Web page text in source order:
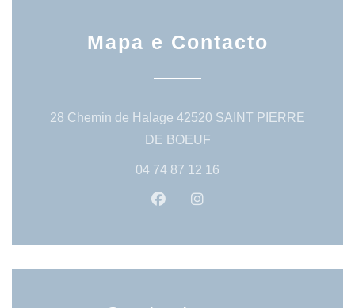
Mapa e Contacto
28 Chemin de Halage 42520 SAINT PIERRE
DE BOEUF((abre numa nova janela))
04 74 87 12 16
Facebook ((abre numa nova